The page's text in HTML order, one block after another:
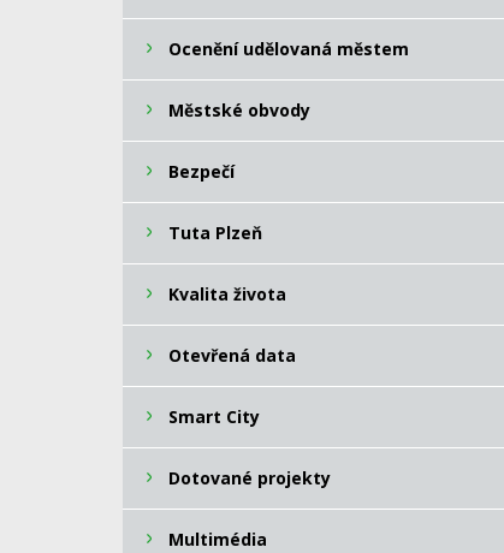
Ocenění udělovaná městem
Městské obvody
Bezpečí
Tuta Plzeň
Kvalita života
Otevřená data
Smart City
Dotované projekty
Multimédia